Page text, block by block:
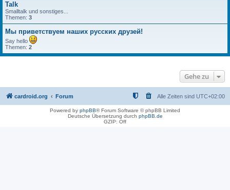
Talk
Smalltalk und sonstiges...
Themen: 3
Мы приветствуем наших русских друзей!
Say hello
Themen: 2
Gehe zu
cardroid.org Forum Alle Zeiten sind UTC+02:00
Powered by phpBB® Forum Software © phpBB Limited
Deutsche Übersetzung durch phpBB.de
GZIP: Off